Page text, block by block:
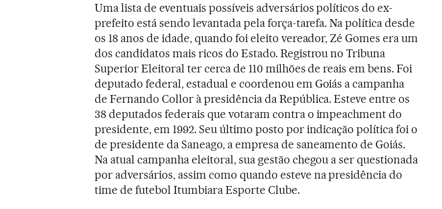
Uma lista de eventuais possíveis adversários políticos do ex-
prefeito está sendo levantada pela força-tarefa. Na política desde
os 18 anos de idade, quando foi eleito vereador, Zé Gomes era um
dos candidatos mais ricos do Estado. Registrou no Tribuna
Superior Eleitoral ter cerca de 110 milhões de reais em bens. Foi
deputado federal, estadual e coordenou em Goiás a campanha
de Fernando Collor à presidência da República. Esteve entre os
38 deputados federais que votaram contra o impeachment do
presidente, em 1992. Seu último posto por indicação política foi o
de presidente da Saneago, a empresa de saneamento de Goiás.
Na atual campanha eleitoral, sua gestão chegou a ser questionada
por adversários, assim como quando esteve na presidência do
time de futebol Itumbiara Esporte Clube.